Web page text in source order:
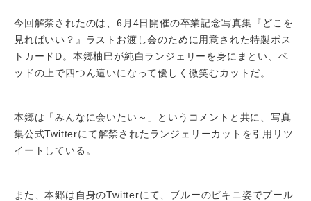
今回解禁されたのは、6月4日開催の卒業記念写真集『どこを
見ればいい？』ラストお渡し会のために用意された特製ポス
トカードD。本郷柚巴が純白ランジェリーを身にまとい、ベ
ッドの上で四つん這いになって優しく微笑むカットだ。
本郷は「みんなに会いたい～」というコメントと共に、写真
集公式Twitterにて解禁されたランジェリーカットを引用リツ
イートしている。
また、本郷は自身のTwitterにて、ブルーのビキニ姿でプール